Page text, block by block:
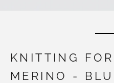
KNITTING
MERINO -